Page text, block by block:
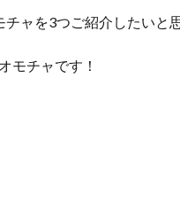
ャを3つご紹介したいと思
モチャです！